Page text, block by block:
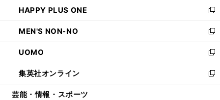
く
で
開
く
ド
ウ
で
開
く
ィ
ン
ド
ウ
で
開
く
い
ウ
ィ
ン
ド
ウ
で
開
HAPPY PLUS ONE
新
し
い
ウ
ィ
ン
ド
ウ
MEN'S NON-NO
新
し
い
ウ
ィ
ン
UOMO
新
し
い
ウ
集英社オンライン
新
し
芸能・情報・スポーツ